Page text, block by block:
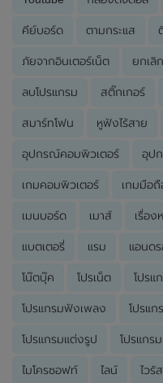
คีย์บอร์ด ตามกระแส
ภัยจากอินเตอร์เน็ต ยกเลิ
ลบโปรแกรม สติ๊กเกอร์
สมาร์ทโฟน หูฟังไร้สาย
อุปกรณ์คอมพิวเตอร์ อุป
เกมคอมพิวเตอร์ เกมมือถื
เมนบอร์ด เมาส์ เรื่อง
แบตเตอรี่ แรม แอนด
โน๊ตบุ๊ค โปรเน็ต โปรแ
โปรแกรมฟังเพลง โปรแก
โปรแกรมแต่งรูป โปรแกร
ไมโครซอฟท์ ไลน์ ไวรั